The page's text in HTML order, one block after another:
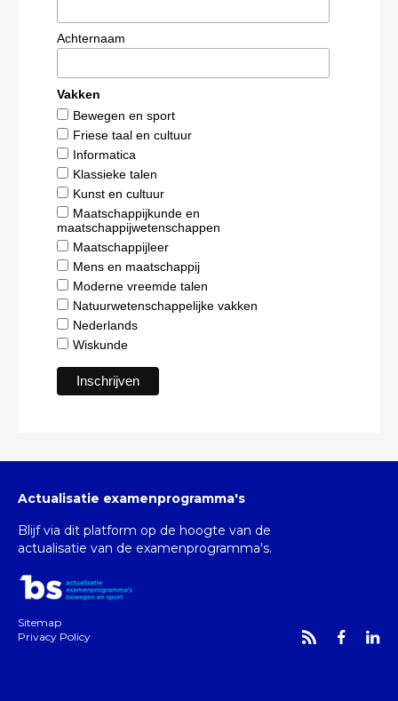
Achternaam
Vakken
Bewegen en sport
Friese taal en cultuur
Informatica
Klassieke talen
Kunst en cultuur
Maatschappijkunde en
maatschappijwetenschappen
Maatschappijleer
Mens en maatschappij
Moderne vreemde talen
Natuurwetenschappelijke vakken
Nederlands
Wiskunde
Actualisatie examenprogramma's
Blijf via dit platform op de hoogte van de
actualisatie van de examenprogramma's.
Sitemap
Privacy Policy